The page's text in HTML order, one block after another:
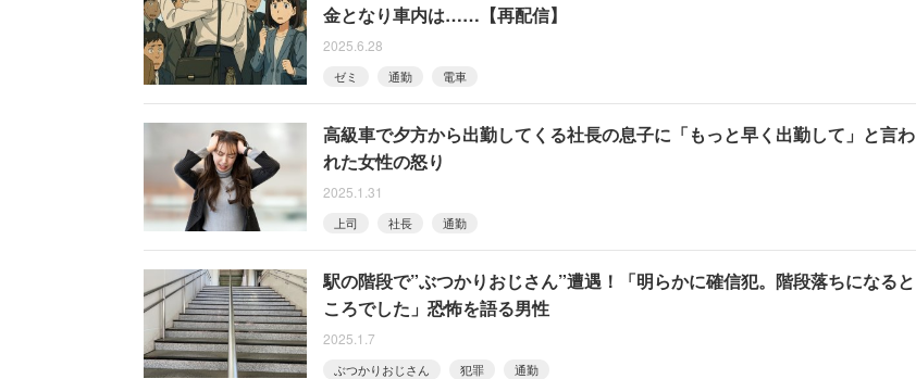
金となり車内は……【再配信】
2025.6.28
ゼミ 通勤 電車
高級車で夕方から出勤してくる社長の息子に「もっと早く出勤して」と言わ
れた女性の怒り
2025.1.31
上司 社長 通勤
駅の階段で”ぶつかりおじさん”遭遇！「明らかに確信犯。階段落ちになると
ころでした」恐怖を語る男性
2025.1.7
ぶつかりおじさん 犯罪 通勤